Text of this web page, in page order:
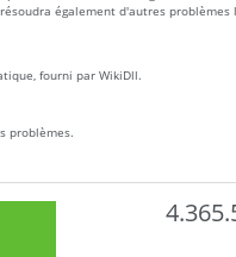
également d'autres problèmes
fourni par WikiDll.
problèmes.